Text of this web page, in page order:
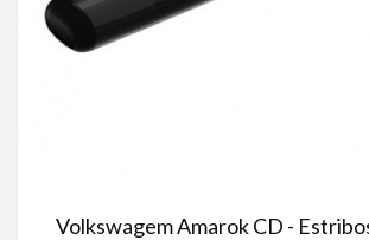
Volkswagem Amarok CD -